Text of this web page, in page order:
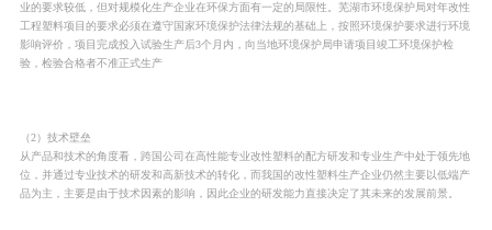
业的要求较低，但对规模化生产企业在环保方面有一定的局限性。芜湖市环境保护局对年改性
工程塑料项目的要求必须在遵守国家环境保护法律法规的基础上，按照环境保护要求进行环境
影响评价，项目完成投入试验生产后3个月内，向当地环境保护局申请项目竣工环境保护检
验，检验合格者不准正式生产
（2）技术壁垒
从产品和技术的角度看，跨国公司在高性能专业改性塑料的配方研发和专业生产中处于领先地
位，并通过专业技术的研发和高新技术的转化，而我国的改性塑料生产企业仍然主要以低端产
品为主，主要是由于技术因素的影响，因此企业的研发能力直接决定了其未来的发展前景。